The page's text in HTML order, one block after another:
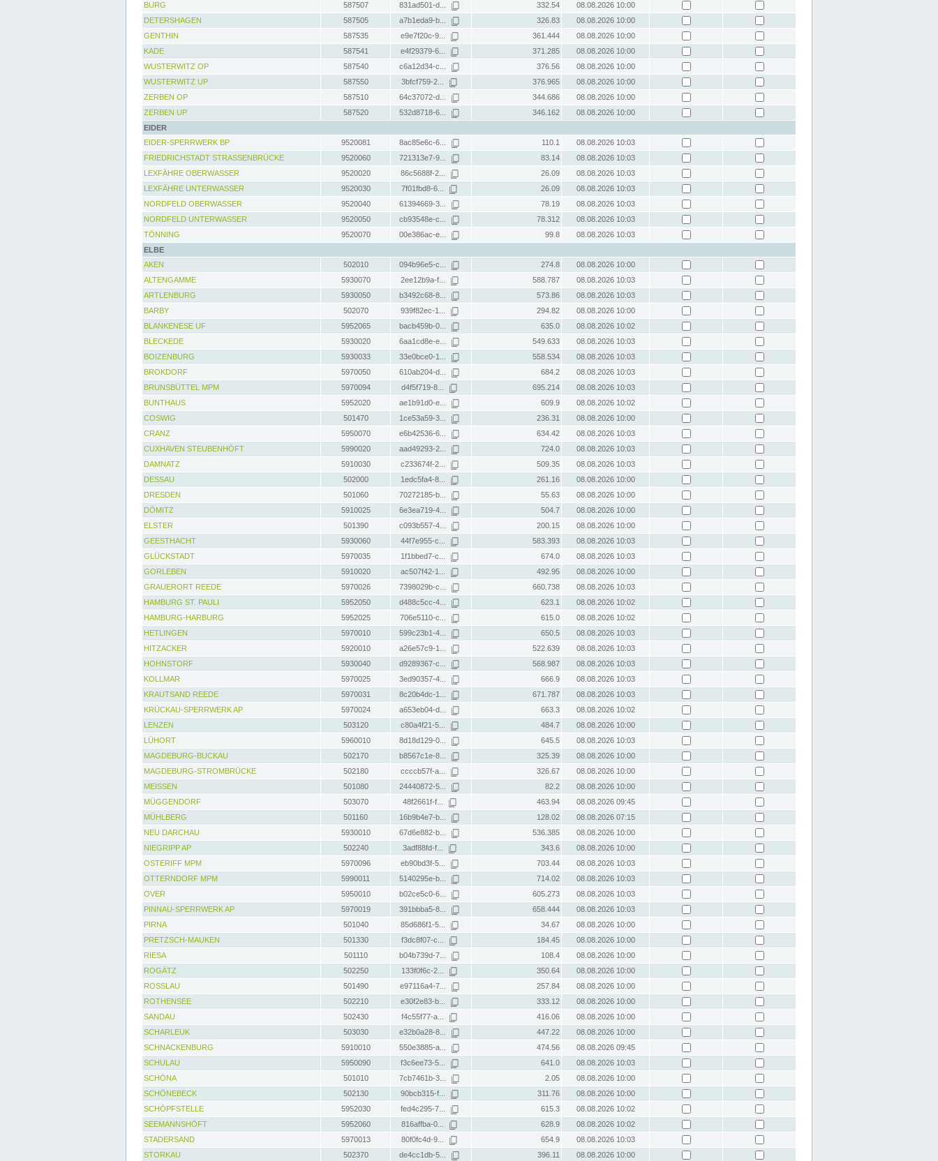
BURG
587507 831ad501-d... 332.54
08.08.2026 10:00
DETERSHAGEN
587505 a7b1eda9-b... 326.83
08.08.2026 10:00
GENTHIN
587535 e9e7f20c-9... 361.444
08.08.2026 10:00
KADE
587541 e4f29379-6... 371.285
08.08.2026 10:00
WUSTERWITZ OP
587540 c6a12d34-c... 376.56
08.08.2026 10:00
WUSTERWITZ UP
587550 3bfcf759-2... 376.965
08.08.2026 10:00
ZERBEN OP
587510 64c37072-d... 344.686
08.08.2026 10:00
ZERBEN UP
587520 532d8718-6... 346.162
08.08.2026 10:00
EIDER
EIDER-SPERRWERK BP
9520081 8ac85e6c-6... 110.1
08.08.2026 10:03
FRIEDRICHSTADT STRASSENBRÜCKE
9520060 721313e7-9... 83.14
08.08.2026 10:03
LEXFÄHRE OBERWASSER
9520020 86c5688f-2... 26.09
08.08.2026 10:03
LEXFÄHRE UNTERWASSER
9520030 7f01fbd8-6... 26.09
08.08.2026 10:03
NORDFELD OBERWASSER
9520040 61394669-3... 78.19
08.08.2026 10:03
NORDFELD UNTERWASSER
9520050 cb93548e-c... 78.312
08.08.2026 10:03
TÖNNING
9520070 00e386ac-e... 99.8
08.08.2026 10:03
ELBE
AKEN
502010 094b96e5-c... 274.8
08.08.2026 10:00
ALTENGAMME
5930070 2ee12b9a-f... 588.787
08.08.2026 10:03
ARTLENBURG
5930050 b3492c68-8... 573.86
08.08.2026 10:03
BARBY
502070 939f82ec-1... 294.82
08.08.2026 10:00
BLANKENESE UF
5952065 bacb459b-0... 635.0
08.08.2026 10:02
BLECKEDE
5930020 6aa1cd8e-e... 549.633
08.08.2026 10:03
BOIZENBURG
5930033 33e0bce0-1... 558.534
08.08.2026 10:03
BROKDORF
5970050 610ab204-d... 684.2
08.08.2026 10:03
BRUNSBÜTTEL MPM
5970094 d4f5f719-8... 695.214
08.08.2026 10:03
BUNTHAUS
5952020 ae1b91d0-e... 609.9
08.08.2026 10:02
COSWIG
501470 1ce53a59-3... 236.31
08.08.2026 10:00
CRANZ
5950070 e6b42536-6... 634.42
08.08.2026 10:03
CUXHAVEN STEUBENHÖFT
5990020 aad49293-2... 724.0
08.08.2026 10:03
DAMNATZ
5910030 c233674f-2... 509.35
08.08.2026 10:03
DESSAU
502000 1edc5fa4-8... 261.16
08.08.2026 10:00
DRESDEN
501060 70272185-b... 55.63
08.08.2026 10:00
DÖMITZ
5910025 6e3ea719-4... 504.7
08.08.2026 10:00
ELSTER
501390 c093b557-4... 200.15
08.08.2026 10:00
GEESTHACHT
5930060 44f7e955-c... 583.393
08.08.2026 10:03
GLÜCKSTADT
5970035 1f1bbed7-c... 674.0
08.08.2026 10:03
GORLEBEN
5910020 ac507f42-1... 492.95
08.08.2026 10:00
GRAUERORT REEDE
5970026 7398029b-c... 660.738
08.08.2026 10:03
HAMBURG ST. PAULI
5952050 d488c5cc-4... 623.1
08.08.2026 10:02
HAMBURG-HARBURG
5952025 706e5110-c... 615.0
08.08.2026 10:02
HETLINGEN
5970010 599c23b1-4... 650.5
08.08.2026 10:03
HITZACKER
5920010 a26e57c9-1... 522.639
08.08.2026 10:03
HOHNSTORF
5930040 d9289367-c... 568.987
08.08.2026 10:03
KOLLMAR
5970025 3ed90357-4... 666.9
08.08.2026 10:03
KRAUTSAND REEDE
5970031 8c20b4dc-1... 671.787
08.08.2026 10:03
KRÜCKAU-SPERRWERK AP
5970024 a653eb04-d... 663.3
08.08.2026 10:02
LENZEN
503120 c80a4f21-5... 484.7
08.08.2026 10:00
LÜHORT
5960010 8d18d129-0... 645.5
08.08.2026 10:03
MAGDEBURG-BUCKAU
502170 b8567c1e-8... 325.39
08.08.2026 10:00
MAGDEBURG-STROMBRÜCKE
502180 ccccb57f-a... 326.67
08.08.2026 10:00
MEISSEN
501080 24440872-5... 82.2
08.08.2026 10:00
MÜGGENDORF
503070 48f2661f-f... 463.94
08.08.2026 09:45
MÜHLBERG
501160 16b9b4e7-b... 128.02
08.08.2026 07:15
NEU DARCHAU
5930010 67d6e882-b... 536.385
08.08.2026 10:00
NIEGRIPP AP
502240 3adf88fd-f... 343.6
08.08.2026 10:00
OSTERIFF MPM
5970096 eb90bd3f-5... 703.44
08.08.2026 10:03
OTTERNDORF MPM
5990011 5140295e-b... 714.02
08.08.2026 10:03
OVER
5950010 b02ce5c0-6... 605.273
08.08.2026 10:03
PINNAU-SPERRWERK AP
5970019 391bbba5-8... 658.444
08.08.2026 10:03
PIRNA
501040 85d686f1-5... 34.67
08.08.2026 10:00
PRETZSCH-MAUKEN
501330 f3dc8f07-c... 184.45
08.08.2026 10:00
RIESA
501110 b04b739d-7... 108.4
08.08.2026 10:00
ROGÄTZ
502250 133f0f6c-2... 350.64
08.08.2026 10:00
ROSSLAU
501490 e97116a4-7... 257.84
08.08.2026 10:00
ROTHENSEE
502210 e30f2e83-b... 333.12
08.08.2026 10:00
SANDAU
502430 f4c55f77-a... 416.06
08.08.2026 10:00
SCHARLEUK
503030 e32b0a28-8... 447.22
08.08.2026 10:00
SCHNACKENBURG
5910010 550e3885-a... 474.56
08.08.2026 09:45
SCHULAU
5950090 f3c6ee73-5... 641.0
08.08.2026 10:03
SCHÖNA
501010 7cb7461b-3... 2.05
08.08.2026 10:00
SCHÖNEBECK
502130 90bcb315-f... 311.76
08.08.2026 10:00
SCHÖPFSTELLE
5952030 fed4c295-7... 615.3
08.08.2026 10:02
SEEMANNSHÖFT
5952060 816affba-0... 628.9
08.08.2026 10:02
STADERSAND
5970013 80f0fc4d-9... 654.9
08.08.2026 10:03
STORKAU
502370 de4cc1db-5... 396.11 08.08.2026 10:00